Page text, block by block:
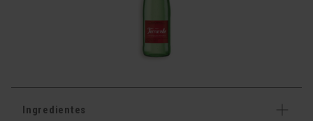
Ingredientes